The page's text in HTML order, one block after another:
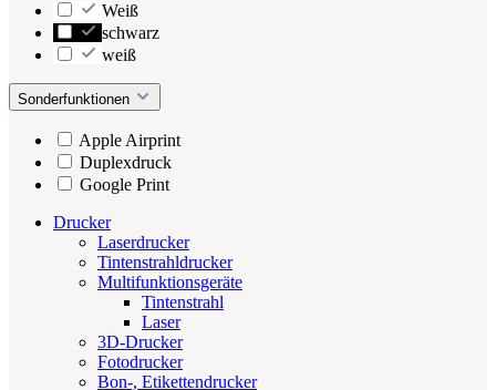
Weiß
schwarz
weiß
Sonderfunktionen
Apple Airprint
Duplexdruck
Google Print
Drucker
Laserdrucker
Tintenstrahldrucker
Multifunktionsgeräte
Tintenstrahl
Laser
3D-Drucker
Fotodrucker
Bon-, Etikettendrucker